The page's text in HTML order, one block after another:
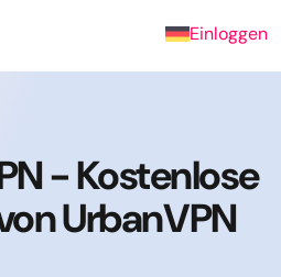
Einloggen
- Kostenlose
UrbanVPN